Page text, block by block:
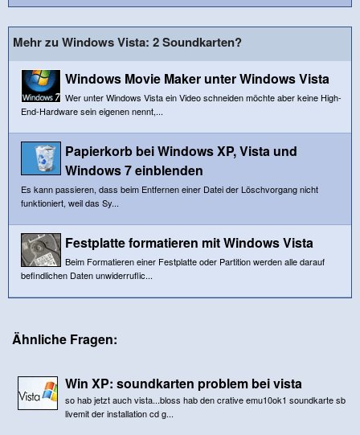
Mehr zu Windows Vista: 2 Soundkarten?
Windows Movie Maker unter Windows Vista
Wer unter Windows Vista ein Video schneiden möchte aber keine High-
End-Hardware sein eigenen nennt,...
Papierkorb bei Windows XP, Vista und
Windows 7 einblenden
Es kann passieren, dass beim Entfernen einer Datei der Löschvorgang nicht
funktioniert, weil das Sy...
Festplatte formatieren mit Windows Vista
Beim Formatieren einer Festplatte oder Partition werden alle darauf
befindlichen Daten unwiderruflic...
Ähnliche Fragen:
Win XP: soundkarten problem bei vista
so hab jetzt auch vista...bloss hab den crative emu10ok1 soundkarte sb
livemit der installation cd g...